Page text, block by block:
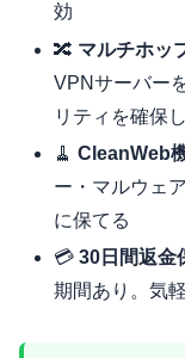
効
🔀 マルチホッ
VPNサーバー
リティを確保
🧹CleanWeb
ー・マルウェ
に保てる
💳30日間返金
期間あり。気